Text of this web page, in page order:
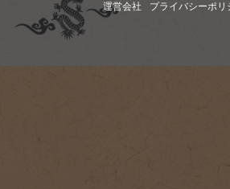
運営会社 プライバシーポリ